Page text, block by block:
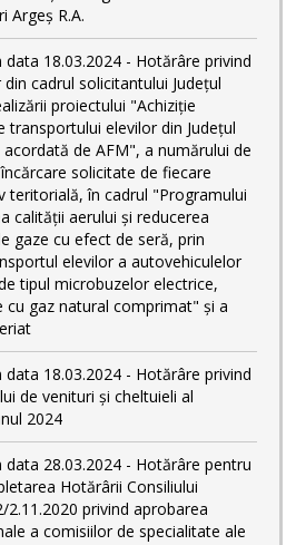
Argeș R.A.
18.03.2024 - Hotărâre privind
cadrul solicitantului Județul
proiectului "Achiziție
transportului elevilor din Județul
de AFM", a numărului de
solicitate de fiecare
teritorială, în cadrul "Programului
calității aerului și reducerea
gaze cu efect de seră, prin
elevilor a autovehiculelor
tipul microbuzelor electrice,
cu gaz natural comprimat" și a
18.03.2024 - Hotărâre privind
de venituri și cheltuieli al
2024
data 28.03.2024 - Hotărâre pentru
Hotărârii Consiliului
2.11.2020 privind aprobarea
a comisiilor de specialitate ale